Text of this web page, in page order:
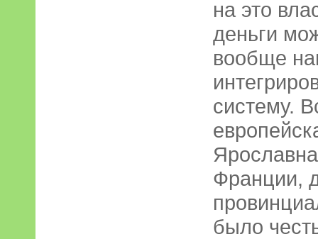
на это
деньги
вообще
систему.
Франции,
было